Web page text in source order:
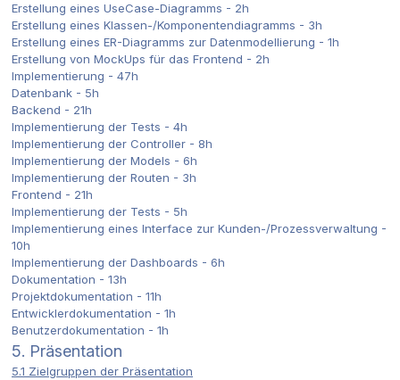
Erstellung eines UseCase-Diagramms - 2h
Erstellung eines Klassen-/Komponentendiagramms - 3h
Erstellung eines ER-Diagramms zur Datenmodellierung - 1h
Erstellung von MockUps für das Frontend - 2h
Implementierung - 47h
Datenbank - 5h
Backend - 21h
Implementierung der Tests - 4h
Implementierung der Controller - 8h
Implementierung der Models - 6h
Implementierung der Routen - 3h
Frontend - 21h
Implementierung der Tests - 5h
Implementierung eines Interface zur Kunden-/Prozessverwaltung -
10h
Implementierung der Dashboards - 6h
Dokumentation - 13h
Projektdokumentation - 11h
Entwicklerdokumentation - 1h
Benutzerdokumentation - 1h
5. Präsentation
5.1 Zielgruppen der Präsentation